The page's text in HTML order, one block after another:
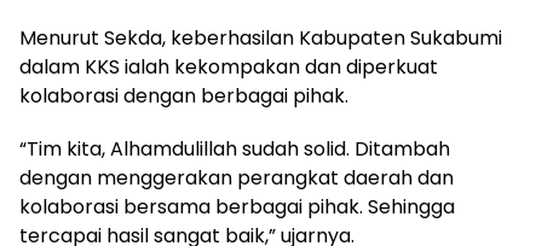
Menurut Sekda, keberhasilan Kabupaten Sukabumi
dalam KKS ialah kekompakan dan diperkuat
kolaborasi dengan berbagai pihak.
“Tim kita, Alhamdulillah sudah solid. Ditambah
dengan menggerakan perangkat daerah dan
kolaborasi bersama berbagai pihak. Sehingga
tercapai hasil sangat baik,” ujarnya.